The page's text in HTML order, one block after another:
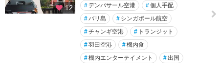
12 #デンパサール空港 #個人手配
#バリ島 # シンガポール航空
#チャンギ空港 # トランジット
#羽田空港 #機内食
#機内エンターテイメント #出国